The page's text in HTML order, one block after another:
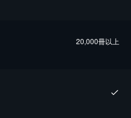
20,000冊以上